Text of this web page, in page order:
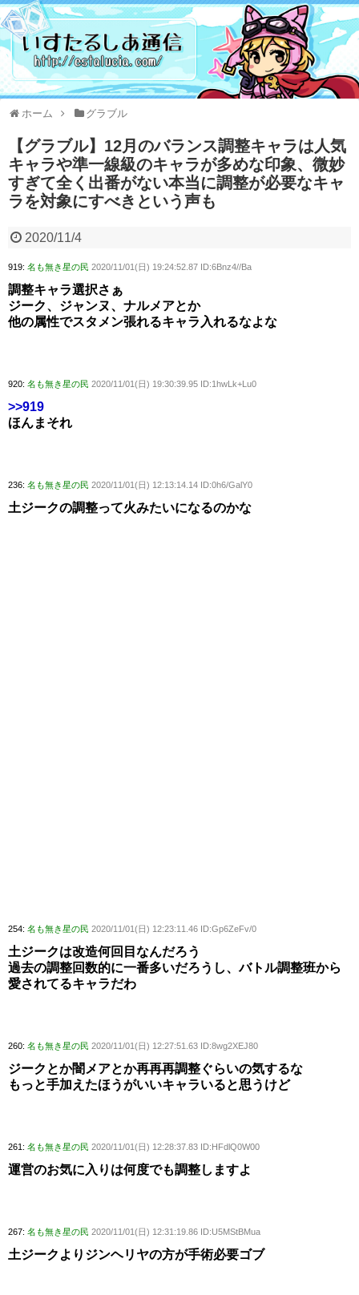
ホーム グラブル
【グラブル】12月のバランス調整キャラは人気
キャラや準一線級のキャラが多めな印象、微妙
すぎて全く出番がない本当に調整が必要なキャ
ラを対象にすべきという声も
2020/11/4
919: 名も無き星の民 2020/11/01(日) 19:24:52.87 ID:6Bnz4//Ba
調整キャラ選択さぁ
ジーク、ジャンヌ、ナルメアとか
他の属性でスタメン張れるキャラ入れるなよな
920: 名も無き星の民 2020/11/01(日) 19:30:39.95 ID:1hwLk+Lu0
>>919
ほんまそれ
236: 名も無き星の民 2020/11/01(日) 12:13:14.14 ID:0h6/GalY0
土ジークの調整って火みたいになるのかな
254: 名も無き星の民 2020/11/01(日) 12:23:11.46 ID:Gp6ZeFv/0
土ジークは改造何回目なんだろう
過去の調整回数的に一番多いだろうし、バトル調整班から
愛されてるキャラだわ
260: 名も無き星の民 2020/11/01(日) 12:27:51.63 ID:8wg2XEJ80
ジークとか闇メアとか再再再調整ぐらいの気するな
もっと手加えたほうがいいキャラいると思うけど
261: 名も無き星の民 2020/11/01(日) 12:28:37.83 ID:HFdlQ0W00
運営のお気に入りは何度でも調整しますよ
267: 名も無き星の民 2020/11/01(日) 12:31:19.86 ID:U5MStBMua
土ジークよりジンヘリヤの方が手術必要ゴブ